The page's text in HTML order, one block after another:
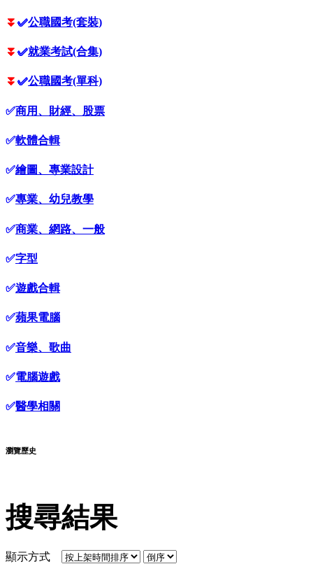
⏬ ✅公職國考(套裝)
⏬ ✅就業考試(合集)
⏬ ✅公職國考(單科)
✅商用、財經、股票
✅軟體合輯
✅繪圖、專業設計
✅專業、幼兒教學
✅商業、網路、一般
✅字型
✅遊戲合輯
✅蘋果電腦
✅音樂、歌曲
✅電腦遊戲
✅醫學相關
瀏覽歷史
搜尋結果
顯示方式